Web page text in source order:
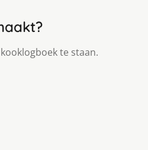
te staan.